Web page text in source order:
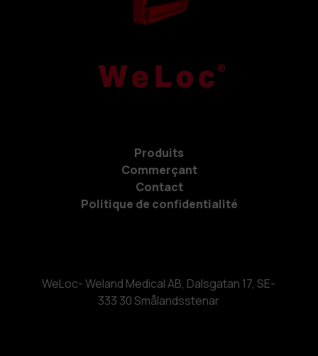
Produits
Commerçant
Contact
Politique de confidentialité
WeLoc- Weland Medical AB, Dalsgatan 17, SE-
333 30 Smålandsstenar